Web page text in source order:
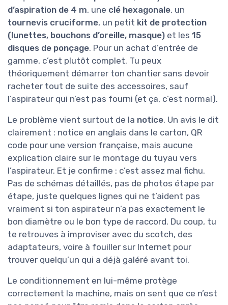
d’aspiration de 4 m, une clé hexagonale, un
tournevis cruciforme, un petit kit de protection
(lunettes, bouchons d’oreille, masque) et les 15
disques de ponçage. Pour un achat d’entrée de
gamme, c’est plutôt complet. Tu peux
théoriquement démarrer ton chantier sans devoir
racheter tout de suite des accessoires, sauf
l’aspirateur qui n’est pas fourni (et ça, c’est normal).
Le problème vient surtout de la notice. Un avis le dit
clairement : notice en anglais dans le carton, QR
code pour une version française, mais aucune
explication claire sur le montage du tuyau vers
l’aspirateur. Et je confirme : c’est assez mal fichu.
Pas de schémas détaillés, pas de photos étape par
étape, juste quelques lignes qui ne t’aident pas
vraiment si ton aspirateur n’a pas exactement le
bon diamètre ou le bon type de raccord. Du coup, tu
te retrouves à improviser avec du scotch, des
adaptateurs, voire à fouiller sur Internet pour
trouver quelqu’un qui a déjà galéré avant toi.
Le conditionnement en lui-même protège
correctement la machine, mais on sent que ce n’est